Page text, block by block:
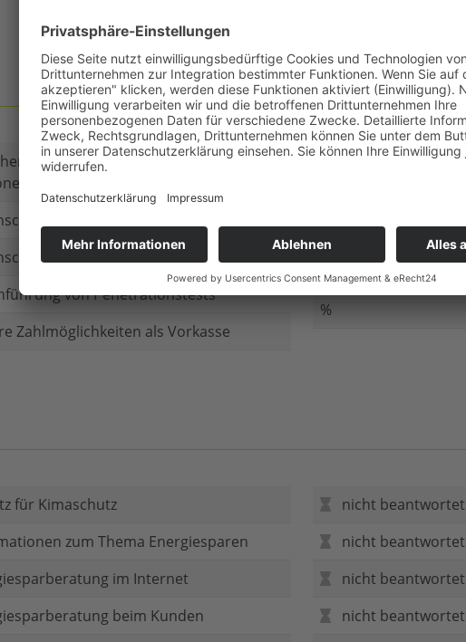
Verbindung bei
Daten
im Internet
von Penetrationstests
Zahlmöglichkeiten als Vorkasse
nicht beantwortet
nicht beantwortet
nicht beantwortet
%
für Kimaschutz
zum Thema Energiesparen
im Internet
beim Kunden
nicht beantwortet
nicht beantwortet
nicht beantwortet
nicht beantwortet